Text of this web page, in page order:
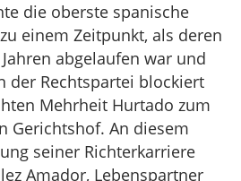
die oberste spanische
einem Zeitpunkt, als deren
abgelaufen war und
der Rechtspartei blockiert
Mehrheit Hurtado zum
Gerichtshof. An diesem
seiner Richterkarriere
Amador, Lebenspartner